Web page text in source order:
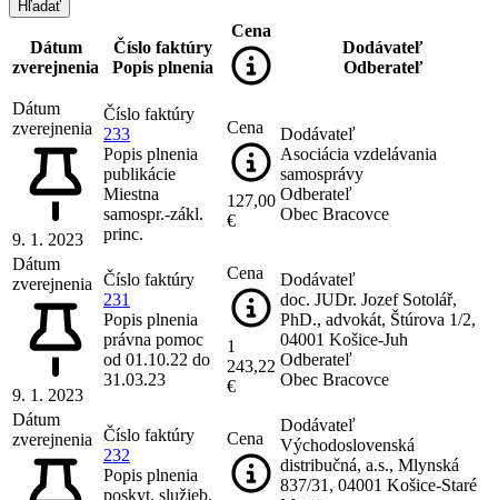
Dátum
zverejnenia
Číslo faktúry
Popis plnenia
Cena
Dodávateľ
Odberateľ
Dátum
zverejnenia
9. 1. 2023
Číslo faktúry
233
Popis plnenia
publikácie
Miestna
samospr.-zákl.
princ.
Cena
127,00
€
Dodávateľ
Asociácia vzdelávania
samosprávy
Odberateľ
Obec Bracovce
Dátum
zverejnenia
9. 1. 2023
Číslo faktúry
231
Popis plnenia
právna pomoc
od 01.10.22 do
31.03.23
Cena
1
243,22
€
Dodávateľ
doc. JUDr. Jozef Sotolář,
PhD., advokát, Štúrova 1/2,
04001 Košice-Juh
Odberateľ
Obec Bracovce
Dátum
zverejnenia Číslo faktúry
232
Popis plnenia
poskyt. služieb.
Cena
Dodávateľ
Východoslovenská
distribučná, a.s., Mlynská
837/31, 04001 Košice-Staré